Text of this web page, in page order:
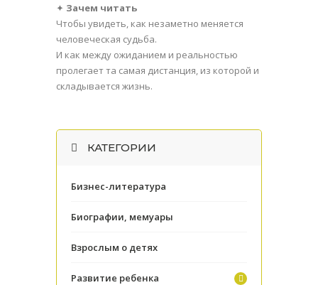
✦ Зачем читать
Чтобы увидеть, как незаметно меняется
человеческая судьба.
И как между ожиданием и реальностью
пролегает та самая дистанция, из которой и
складывается жизнь.
КАТЕГОРИИ
Бизнес-литература
Биографии, мемуары
Взрослым о детях
Развитие ребенка